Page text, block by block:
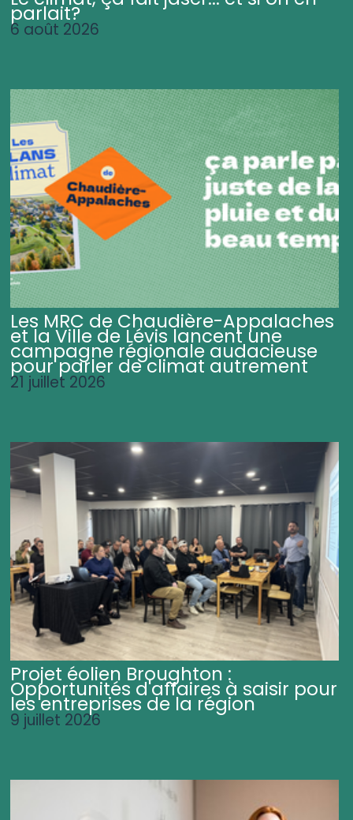
parlait?
6 août 2026
Les MRC de Chaudière-Appalaches
et la Ville de Lévis lancent une
campagne régionale audacieuse
pour parler de climat autrement
21 juillet 2026
Projet éolien Broughton :
Opportunités d'affaires à saisir pour
les entreprises de la région
9 juillet 2026